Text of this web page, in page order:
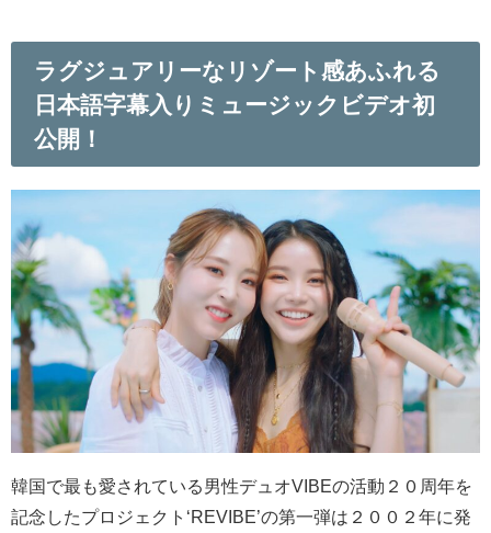
ラグジュアリーなリゾート感あふれる
日本語字幕入りミュージックビデオ初
公開！
韓国で最も愛されている男性デュオVIBEの活動２０周年を
記念したプロジェクト‘REVIBE’の第一弾は２００２年に発